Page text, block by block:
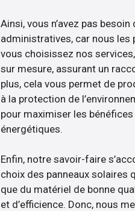
Ainsi, vous n’avez pas
administratives, car nous les
vous choisissez nos
sur mesure, assurant un
plus, cela vous permet de
à la protection de
pour maximiser les
énergétiques.
Enfin, notre savoir-faire
choix des panneaux solaires
que du matériel de bonne
et d’efficience. Donc, nous